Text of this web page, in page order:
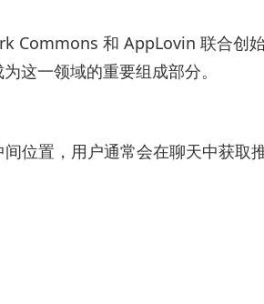
Commons 和 AppLovin 联合
这一领域的重要组成部分。
位置，用户通常会在聊天中获